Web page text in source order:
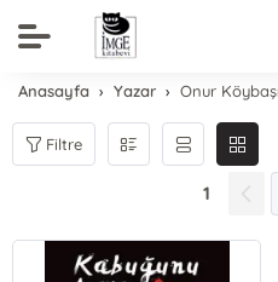
Anasayfa Yazar Onur Köybaşı
Filtre
1